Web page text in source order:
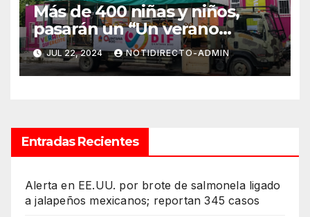
Más de 400 niñas y niños,
pasarán un “Un verano
DIFerente” en Chetumal:
Mara Lezama
JUL 22, 2024 NOTIDIRECTO-ADMIN
Entradas Recientes
Alerta en EE.UU. por brote de salmonela ligado
a jalapeños mexicanos; reportan 345 casos